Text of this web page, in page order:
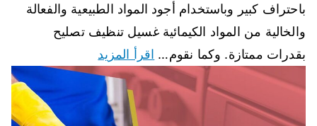
باحتراف كبير وباستخدام أجود المواد الطبيعية والفعالة
والخالية من المواد الكيمائية غسيل تنظيف تصليح
بقدرات ممتازة. وكما نقوم… اقرأ المزيد